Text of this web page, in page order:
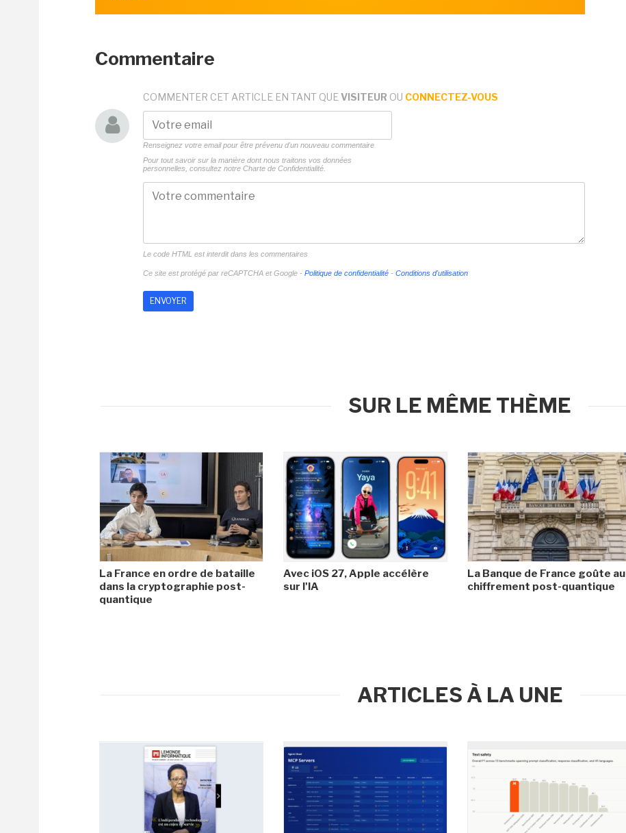
Commentaire
COMMENTER CET ARTICLE EN TANT QUE VISITEUR OU CONNECTEZ-VOUS
Renseignez votre email pour être prévenu d'un nouveau commentaire
Pour tout savoir sur la manière dont nous traitons vos données
personnelles, consultez notre Charte de Confidentialité.
Le code HTML est interdit dans les commentaires
Ce site est protégé par reCAPTCHA et Google - Politique de confidentialité - Conditions d'utilisation
SUR LE MÊME THÈME
La France en ordre de bataille
dans la cryptographie post-
quantique
Avec iOS 27, Apple accélère
sur l'IA
La Banque de France goûte au
chiffrement post-quantique
ARTICLES À LA UNE